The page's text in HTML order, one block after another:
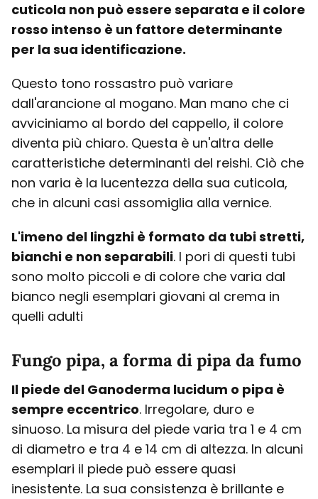
cuticola non può essere separata e il colore
rosso intenso è un fattore determinante
per la sua identificazione.
Questo tono rossastro può variare
dall'arancione al mogano. Man mano che ci
avviciniamo al bordo del cappello, il colore
diventa più chiaro. Questa è un'altra delle
caratteristiche determinanti del reishi. Ciò che
non varia è la lucentezza della sua cuticola,
che in alcuni casi assomiglia alla vernice.
L'imeno del lingzhi è formato da tubi stretti,
bianchi e non separabili. I pori di questi tubi
sono molto piccoli e di colore che varia dal
bianco negli esemplari giovani al crema in
quelli adulti
Fungo pipa, a forma di pipa da fumo
Il piede del Ganoderma lucidum o pipa è
sempre eccentrico. Irregolare, duro e
sinuoso. La misura del piede varia tra 1 e 4 cm
di diametro e tra 4 e 14 cm di altezza. In alcuni
esemplari il piede può essere quasi
inesistente. La sua consistenza è brillante e